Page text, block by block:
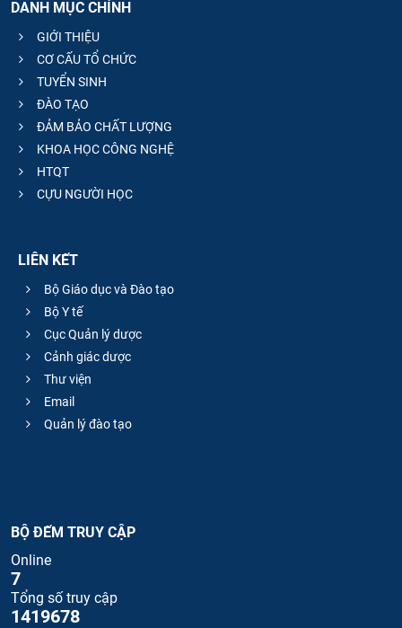
DANH MỤC CHÍNH
GIỚI THIỆU
CƠ CẤU TỔ CHỨC
TUYỂN SINH
ĐÀO TẠO
ĐẢM BẢO CHẤT LƯỢNG
KHOA HỌC CÔNG NGHỆ
HTQT
CỰU NGƯỜI HỌC
LIÊN KẾT
Bộ Giáo dục và Đào tạo
Bộ Y tế
Cục Quản lý dược
Cảnh giác dược
Thư viện
Email
Quản lý đào tạo
BỘ ĐẾM TRUY CẬP
Online
7
Tổng số truy cập
1419678